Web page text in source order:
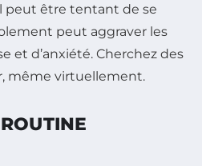
peut être tentant de se
peut aggraver les
et d’anxiété. Cherchez des
même virtuellement.